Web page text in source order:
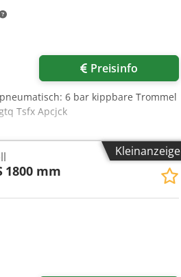
Preisinfo
6 bar kippbare Trommel
Tsfx Apcjck
Kleinanzeige
1800 mm